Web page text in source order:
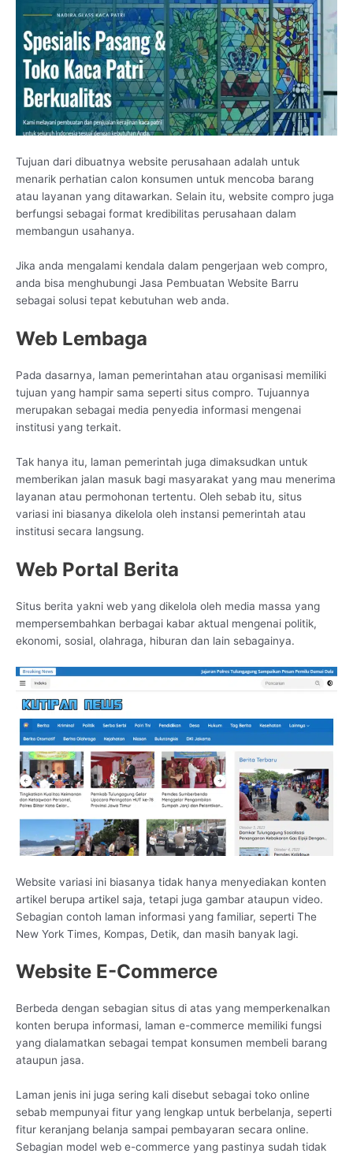
Tujuan dari dibuatnya website perusahaan adalah untuk
menarik perhatian calon konsumen untuk mencoba barang
atau layanan yang ditawarkan. Selain itu, website compro juga
berfungsi sebagai format kredibilitas perusahaan dalam
membangun usahanya.
Jika anda mengalami kendala dalam pengerjaan web compro,
anda bisa menghubungi Jasa Pembuatan Website Barru
sebagai solusi tepat kebutuhan web anda.
Web Lembaga
Pada dasarnya, laman pemerintahan atau organisasi memiliki
tujuan yang hampir sama seperti situs compro. Tujuannya
merupakan sebagai media penyedia informasi mengenai
institusi yang terkait.
Tak hanya itu, laman pemerintah juga dimaksudkan untuk
memberikan jalan masuk bagi masyarakat yang mau menerima
layanan atau permohonan tertentu. Oleh sebab itu, situs
variasi ini biasanya dikelola oleh instansi pemerintah atau
institusi secara langsung.
Web Portal Berita
Situs berita yakni web yang dikelola oleh media massa yang
mempersembahkan berbagai kabar aktual mengenai politik,
ekonomi, sosial, olahraga, hiburan dan lain sebagainya.
Website variasi ini biasanya tidak hanya menyediakan konten
artikel berupa artikel saja, tetapi juga gambar ataupun video.
Sebagian contoh laman informasi yang familiar, seperti The
New York Times, Kompas, Detik, dan masih banyak lagi.
Website E-Commerce
Berbeda dengan sebagian situs di atas yang memperkenalkan
konten berupa informasi, laman e-commerce memiliki fungsi
yang dialamatkan sebagai tempat konsumen membeli barang
ataupun jasa.
Laman jenis ini juga sering kali disebut sebagai toko online
sebab mempunyai fitur yang lengkap untuk berbelanja, seperti
fitur keranjang belanja sampai pembayaran secara online.
Sebagian model web e-commerce yang pastinya sudah tidak